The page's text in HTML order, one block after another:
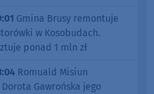
Gmina Brusy remontuje
w Kosobudach.
ponad 1 mln zł
Romuald Misiun
Gawrońska jego